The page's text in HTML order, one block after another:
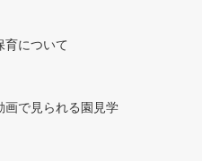
について
で見られる園見学